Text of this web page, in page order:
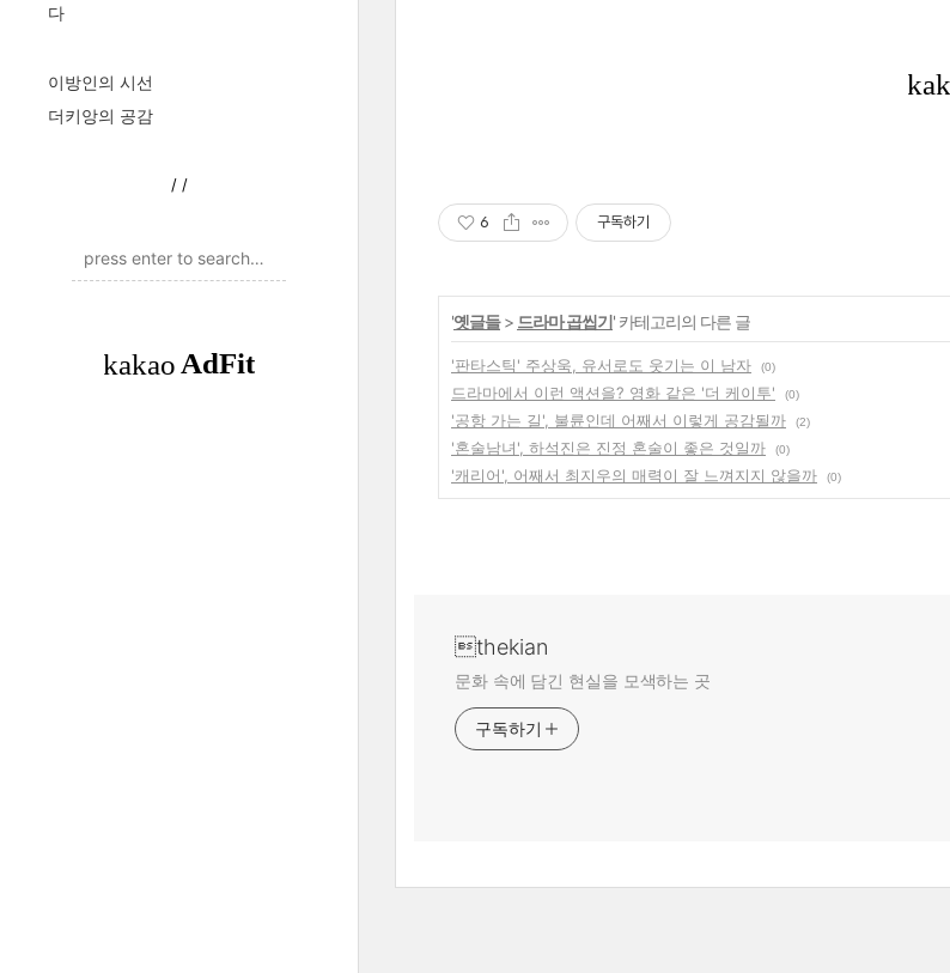
다
이방인의 시선
더키앙의 공감
/ /
6 구독하기
'옛글들> 드라마 곱씹기' 카테고리의 다른 글
'판타스틱' 주상욱, 유서로도 웃기는 이 남자 (0)
드라마에서 이런 액션을? 영화 같은 '더 케이투'
(0)
'공항 가는 길', 불륜인데 어째서 이렇게 공감될까
(2)
'혼술남녀', 하석진은 진정 혼술이 좋은 것일까
(0)
'캐리어', 어째서 최지우의 매력이 잘 느껴지지 않을까
(0)
thekian
문화 속에 담긴 현실을 모색하는 곳
구독하기